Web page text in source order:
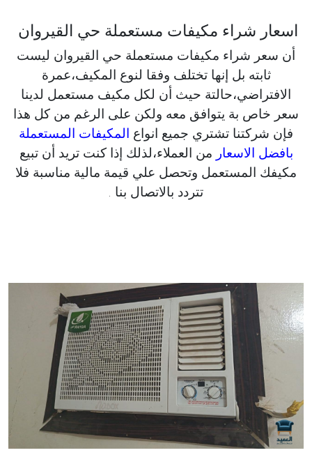
اسعار شراء مكيفات مستعملة حي القيروان
أن سعر شراء مكيفات مستعملة حي القيروان ليست
ثابته بل إنها تختلف وفقا لنوع المكيف،عمرة
الافتراضي،حالتة حيث أن لكل مكيف مستعمل لدينا
سعر خاص بة يتوافق معه ولكن على الرغم من كل هذا
فإن شركتنا تشتري جميع انواع المكيفات المستعملة
بافضل الاسعار من العملاء،لذلك إذا كنت تريد أن تبيع
مكيفك المستعمل وتحصل علي قيمة مالية مناسبة فلا
تتردد بالاتصال بنا .